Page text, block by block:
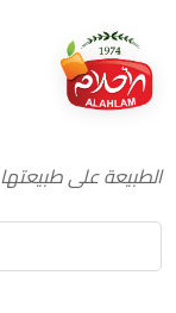
الطبيعة على طبيعتها